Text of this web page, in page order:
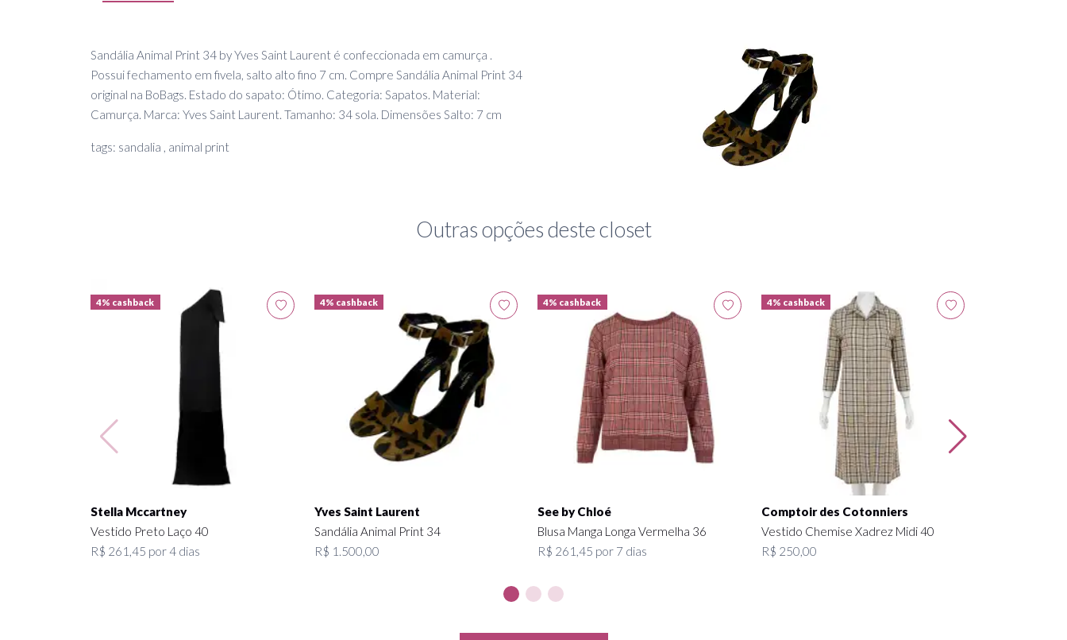
Sandália Animal Print 34 by Yves Saint Laurent é confeccionada em camurça .
Possui fechamento em fivela, salto alto fino 7 cm. Compre Sandália Animal Print 34
original na BoBags. Estado do sapato: Ótimo. Categoria: Sapatos. Material:
Camurça. Marca: Yves Saint Laurent. Tamanho: 34 sola. Dimensões Salto: 7 cm
tags: sandalia , animal print
Outras opções deste closet
4% cashback
Stella Mccartney
Vestido Preto Laço 40
R$ 261,45 por 4 dias
4% cashback
Yves Saint Laurent
Sandália Animal Print 34
R$ 1.500,00
4% cashback
See by Chloé
Blusa Manga Longa Vermelha 36
R$ 261,45 por 7 dias
4% cashback
Comptoir des Cotonniers
Vestido Chemise Xadrez Midi 40
R$ 250,00